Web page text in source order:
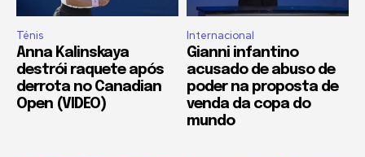
Ténis
Anna Kalinskaya
destrói raquete após
derrota no Canadian
Open (VIDEO)
Internacional
Gianni infantino
acusado de abuso de
poder na proposta de
venda da copa do
mundo